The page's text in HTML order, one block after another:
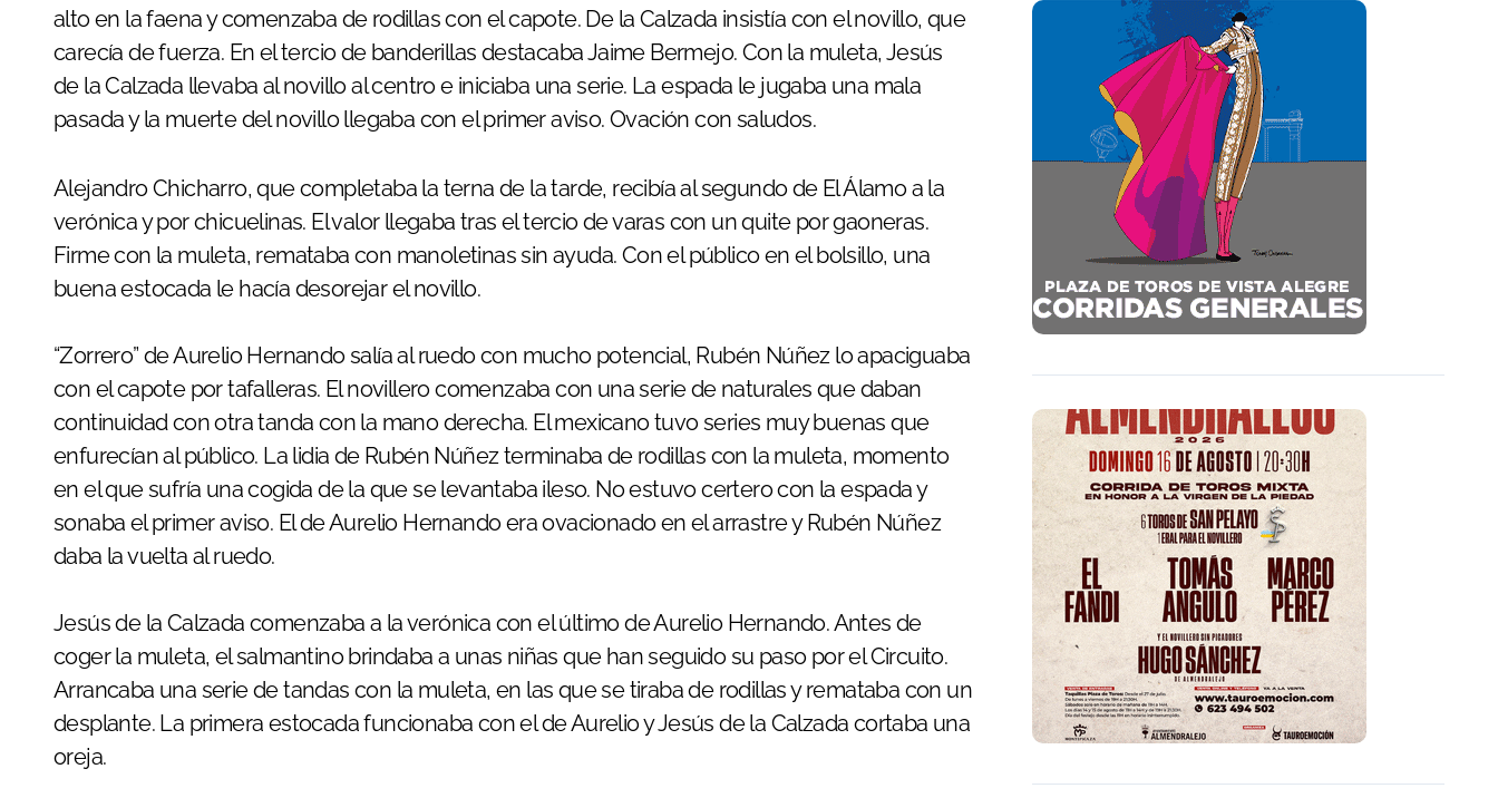
alto en la faena y comenzaba de rodillas con el capote. De la Calzada insistía con el novillo, que
carecía de fuerza. En el tercio de banderillas destacaba Jaime Bermejo. Con la muleta, Jesús
de la Calzada llevaba al novillo al centro e iniciaba una serie. La espada le jugaba una mala
pasada y la muerte del novillo llegaba con el primer aviso. Ovación con saludos.
Alejandro Chicharro, que completaba la terna de la tarde, recibía al segundo de El Álamo a la
verónica y por chicuelinas. El valor llegaba tras el tercio de varas con un quite por gaoneras.
Firme con la muleta, remataba con manoletinas sin ayuda. Con el público en el bolsillo, una
buena estocada le hacía desorejar el novillo.
“Zorrero” de Aurelio Hernando salía al ruedo con mucho potencial, Rubén Núñez lo apaciguaba
con el capote por tafalleras. El novillero comenzaba con una serie de naturales que daban
continuidad con otra tanda con la mano derecha. El mexicano tuvo series muy buenas que
enfurecían al público. La lidia de Rubén Núñez terminaba de rodillas con la muleta, momento
en el que sufría una cogida de la que se levantaba ileso. No estuvo certero con la espada y
sonaba el primer aviso. El de Aurelio Hernando era ovacionado en el arrastre y Rubén Núñez
daba la vuelta al ruedo.
Jesús de la Calzada comenzaba a la verónica con el último de Aurelio Hernando. Antes de
coger la muleta, el salmantino brindaba a unas niñas que han seguido su paso por el Circuito.
Arrancaba una serie de tandas con la muleta, en las que se tiraba de rodillas y remataba con un
desplante. La primera estocada funcionaba con el de Aurelio y Jesús de la Calzada cortaba una
oreja.